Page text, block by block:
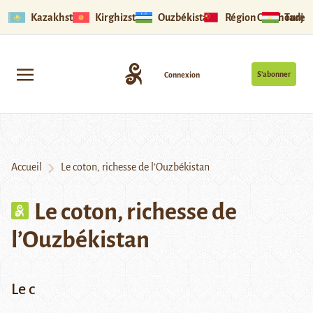
Kazakhstan Kirghizstan Ouzbékistan Région Ouïghoure
S’abonner
Connexion
Accueil Le coton, richesse de l’Ouzbékistan
Le coton, richesse de
l’Ouzbékistan
Le c